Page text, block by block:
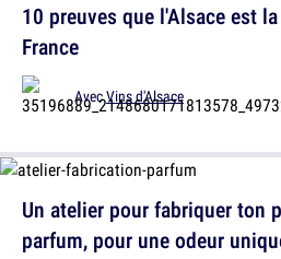
Un atelier pour fabriquer ton
parfum, pour une odeur
10 preuves que l'Alsace est
France
AvecVins d'Alsace